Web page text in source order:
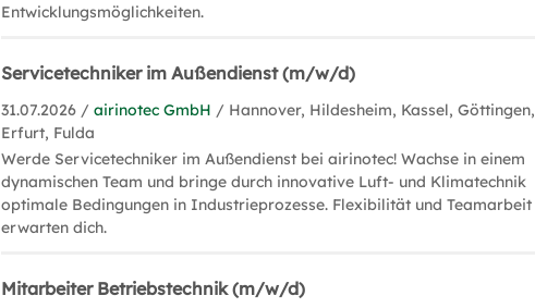
Entwicklungsmöglichkeiten.
Servicetechniker im Außendienst (m/w/d)
31.07.2026 /airinotec GmbH / Hannover, Hildesheim, Kassel, Göttingen,
Erfurt, Fulda
Werde Servicetechniker im Außendienst bei airinotec! Wachse in einem
dynamischen Team und bringe durch innovative Luft- und Klimatechnik
optimale Bedingungen in Industrieprozesse. Flexibilität und Teamarbeit
erwarten dich.
Mitarbeiter Betriebstechnik (m/w/d)